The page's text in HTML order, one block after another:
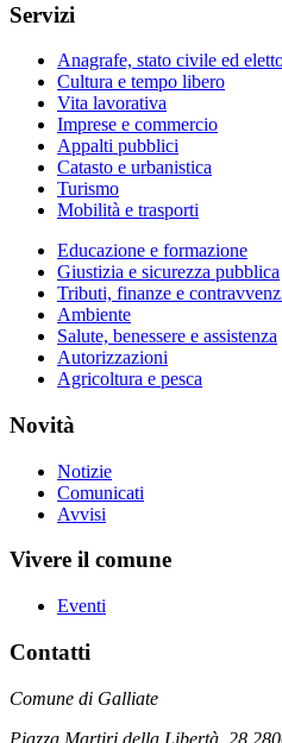
Servizi
Anagrafe, stato civile ed
Cultura e tempo libero
Vita lavorativa
Imprese e commercio
Appalti pubblici
Catasto e urbanistica
Turismo
Mobilità e trasporti
Educazione e formazione
Giustizia e sicurezza pubblica
Tributi, finanze e
Ambiente
Salute, benessere e assistenza
Autorizzazioni
Agricoltura e pesca
Novità
Notizie
Comunicati
Avvisi
Vivere il comune
Eventi
Contatti
Comune di Galliate
Piazza Martiri della Libertà, 28